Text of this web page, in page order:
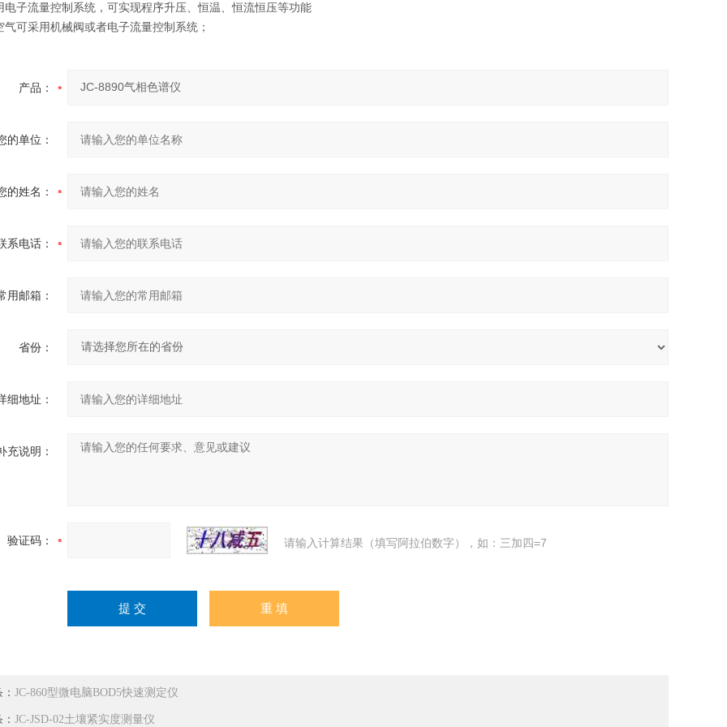
电子流量控制系统，可实现程序升压、恒温、恒流恒压等功能
气可采用机械阀或者电子流量控制系统；
产品：
的单位：
的姓名：
系电话：
用邮箱：
省份：
细地址：
充说明：
验证码： 请输入计算结果（填写阿拉伯数字），如：三加四=7
JC-860型微电脑BOD5快速测定仪
JC-JSD-02土壤紧实度测量仪